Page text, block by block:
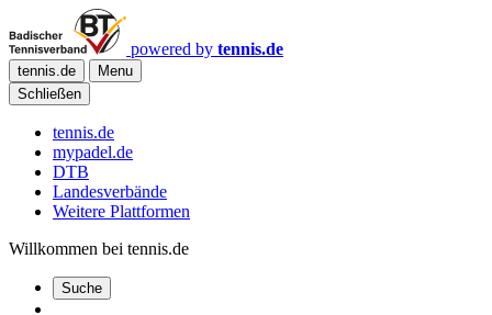
powered by tennis.de
tennis.de
Menu
Schließen
tennis.de
mypadel.de
DTB
Landesverbände
Weitere Plattformen
Willkommen bei tennis.de
Suche